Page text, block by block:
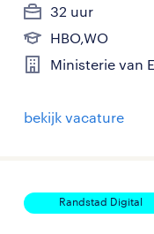
32 uur
HBO,WO
Ministerie van
bekijk vacature
Randstad Digital